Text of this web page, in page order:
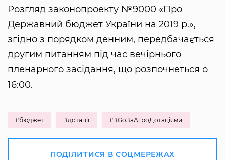
Розгляд законопроекту №9000 «Про
Державний бюджет України на 2019 р.»,
згідно з порядком денним, передбачається
другим питанням під час вечірнього
пленарного засідання, що розпочнеться о
16:00.
#бюджет #дотації ##GoЗаАгроДотаціями
ПОДІЛИТИСЯ В СОЦМЕРЕЖАХ